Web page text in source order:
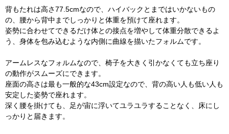
背もたれは高さ77.5cmなので、ハイバックとまではいかないもの
の、腰から背中までしっかりと体重を預けて座れます。
姿勢に合わせてできるだけ体との接点を増やして体重分散できるよ
う、身体を包み込むような内側に曲線を描いたフォルムです。
アームレスなフォルムなので、椅子を大きく引かなくても立ち座り
の動作がスムーズにできます。
座面の高さは最も一般的な43cm設定なので、背の高い人も低い人も
安定した姿勢で座れます。
深く腰を掛けても、足が宙に浮いてユラユラすることなく、床にし
っかりと届きます。